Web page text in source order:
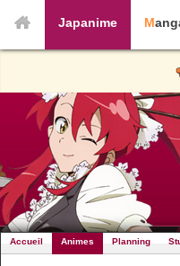
Japanime
Accueil Animes Planning